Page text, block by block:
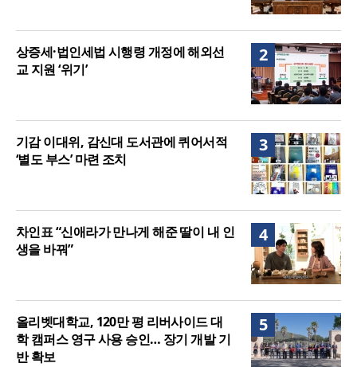
2
상증세·법인세법 시행령 개정에 해외선
교 지원 ‘위기’
3
기감 이대위, 감신대 도서관에 퀴어서적
‘별도 부스’ 마련 조치
4
차인표 “신애라가 만나게 해준 딸이 내 인
생을 바꿔”
5
올리벳대학교, 120만 평 리버사이드 대
학 캠퍼스 영구 사용 승인… 장기 개발 기
반 확보